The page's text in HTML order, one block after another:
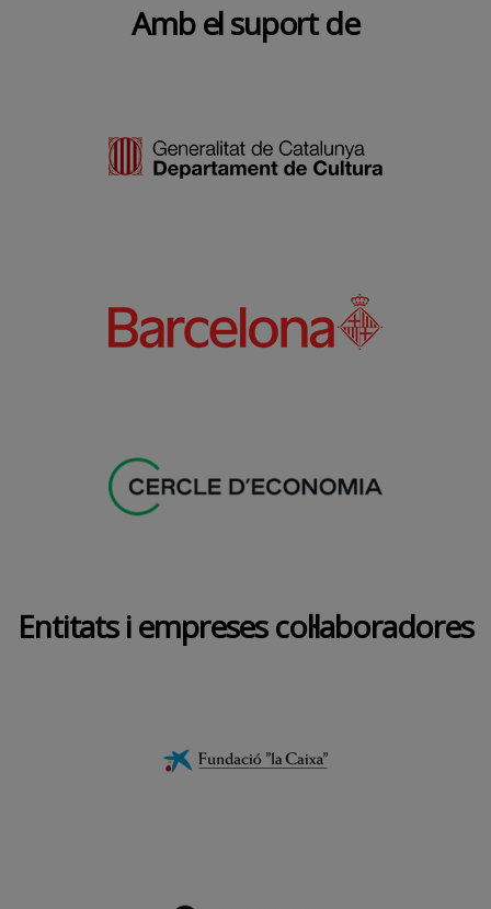
Amb el suport de
Entitats i empreses col·laboradores